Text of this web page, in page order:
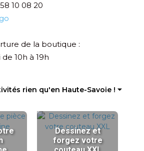
10 08 20
de la boutique :
10h à 19h
rien qu'en Haute-Savoie ! ⏷
Dessinez et
forgez votre